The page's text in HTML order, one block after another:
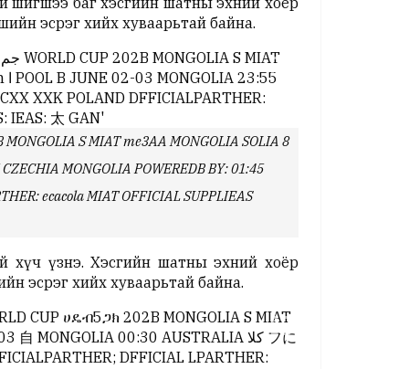
эсрэг хийх хуваарьтай байна.
ecacola MIAT OFFICIAL SUPPLIEAS
хүч үзнэ. Хэсгийн шатны эхний хоёр
эсрэг хийх хуваарьтай байна.